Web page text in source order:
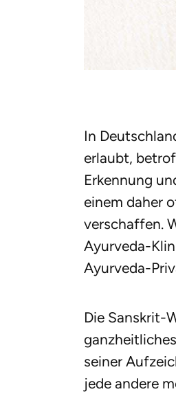
In
erlaubt,
Erkennung
einem daher
verschaffen.
Ayurveda-
Ayurveda-
Die Sanskrit-
seiner
jede andere